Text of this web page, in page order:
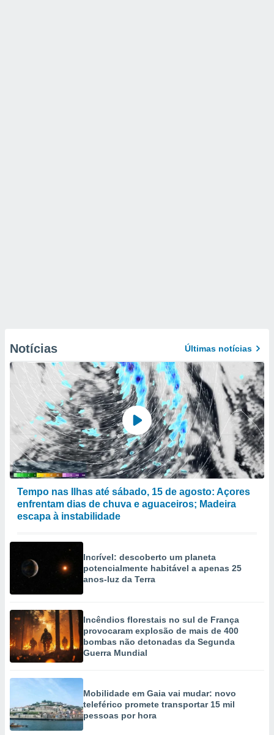
Notícias Últimas notícias
Tempo nas Ilhas até sábado, 15 de agosto: Açores
enfrentam dias de chuva e aguaceiros; Madeira
escapa à instabilidade
Incrível: descoberto um planeta
potencialmente habitável a apenas 25
anos-luz da Terra
Incêndios florestais no sul de França
provocaram explosão de mais de 400
bombas não detonadas da Segunda
Guerra Mundial
Mobilidade em Gaia vai mudar: novo
teleférico promete transportar 15 mil
pessoas por hora